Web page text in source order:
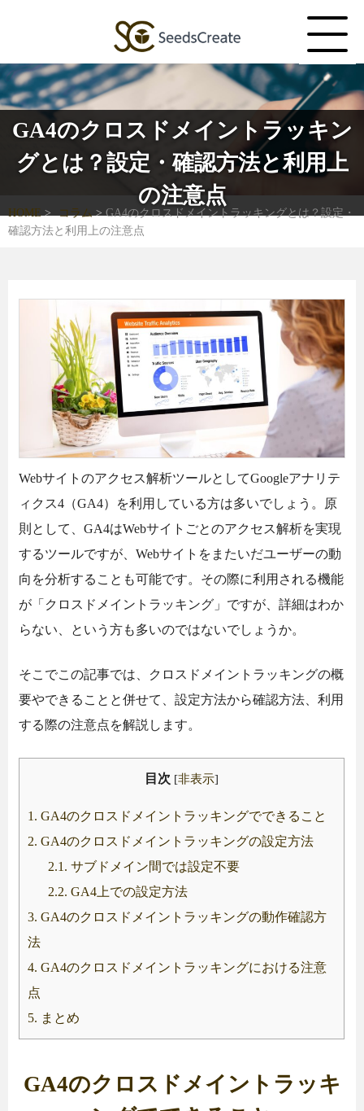
GA4のクロスドメイントラッキン
グとは？設定・確認方法と利用上
の注意点
HOME コラム
GA4のクロスドメイントラッキングとは？設定・
確認方法と利用上の注意点
Webサイトのアクセス解析ツールとしてGoogleアナリテ
ィクス4（GA4）を利用している方は多いでしょう。原
則として、GA4はWebサイトごとのアクセス解析を実現
するツールですが、Webサイトをまたいだユーザーの動
向を分析することも可能です。その際に利用される機能
が「クロスドメイントラッキング」ですが、詳細はわか
らない、という方も多いのではないでしょうか。
そこでこの記事では、クロスドメイントラッキングの概
要やできることと併せて、設定方法から確認方法、利用
する際の注意点を解説します。
目次 [非表示]
1. GA4のクロスドメイントラッキングでできること
2. GA4のクロスドメイントラッキングの設定方法
2.1. サブドメイン間では設定不要
2.2. GA4上での設定方法
3. GA4のクロスドメイントラッキングの動作確認方
法
4. GA4のクロスドメイントラッキングにおける注意
点
5. まとめ
GA4のクロスドメイントラッキ